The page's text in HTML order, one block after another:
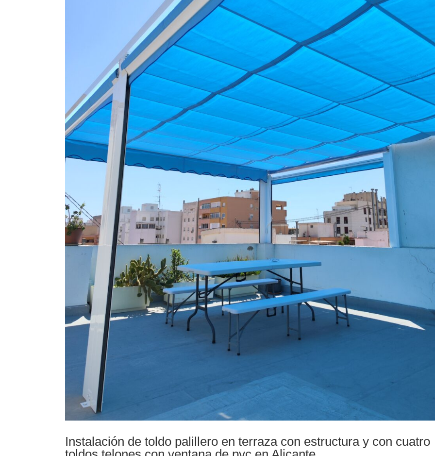
Instalación de toldo palillero en terraza con estructura y con cuatro